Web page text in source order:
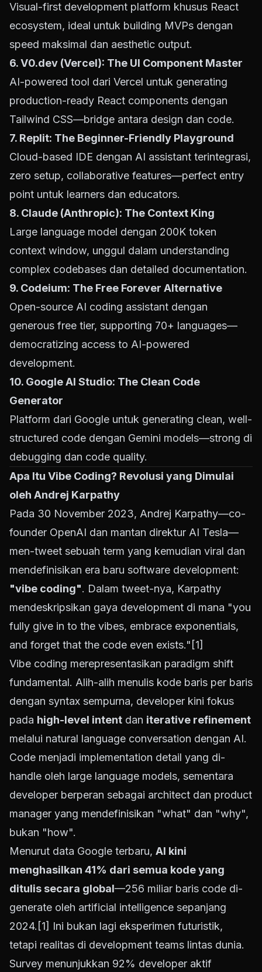
Visual-first development platform khusus React
ecosystem, ideal untuk building MVPs dengan
speed maksimal dan aesthetic output.
6.V0.dev (Vercel): The UI Component Master
AI-powered tool dari Vercel untuk generating
production-ready React components dengan
Tailwind CSS—bridge antara design dan code.
7. Replit: The Beginner-Friendly Playground
Cloud-based IDE dengan AI assistant terintegrasi,
zero setup, collaborative features—perfect entry
point untuk learners dan educators.
8. Claude (Anthropic): The Context King
Large language model dengan 200K token
context window, unggul dalam understanding
complex codebases dan detailed documentation.
9. Codeium: The Free Forever Alternative
Open-source AI coding assistant dengan
generous free tier, supporting 70+ languages—
democratizing access to AI-powered
development.
10. Google AI Studio: The Clean Code
Generator
Platform dari Google untuk generating clean, well-
structured code dengan Gemini models—strong di
debugging dan code quality.
Apa Itu Vibe Coding? Revolusi yang Dimulai
oleh Andrej Karpathy
Pada 30 November 2023, Andrej Karpathy—co-
founder OpenAI dan mantan direktur AI Tesla—
men-tweet sebuah term yang kemudian viral dan
mendefinisikan era baru software development:
"vibe coding". Dalam tweet-nya, Karpathy
mendeskripsikan gaya development di mana "you
fully give in to the vibes, embrace exponentials,
and forget that the code even exists." [1]
Vibe coding merepresentasikan paradigm shift
fundamental. Alih-alih menulis kode baris per baris
dengan syntax sempurna, developer kini fokus
pada high-level intent dan iterative refinement
melalui natural language conversation dengan AI.
Code menjadi implementation detail yang di-
handle oleh large language models, sementara
developer berperan sebagai architect dan product
manager yang mendefinisikan "what" dan "why",
bukan "how".
Menurut data Google terbaru, AI kini
menghasilkan 41% dari semua kode yang
ditulis secara global—256 miliar baris code di-
generate oleh artificial intelligence sepanjang
2024. [1] Ini bukan lagi eksperimen futuristik,
tetapi realitas di development teams lintas dunia.
Survey menunjukkan 92% developer aktif